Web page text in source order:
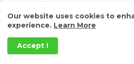
കേരള വാർത്തകൾ
Our website uses cookies to
experience. Learn More
Accept !